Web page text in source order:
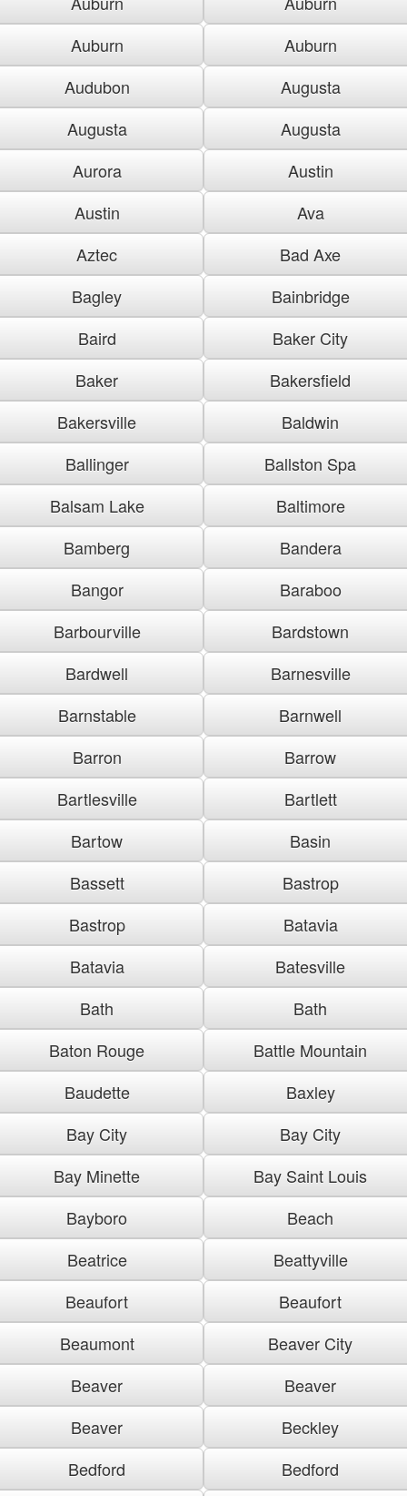
Auburn
Auburn
Audubon
Augusta
Augusta
Augusta
Aurora
Austin
Austin
Ava
Aztec
Bad Axe
Bagley
Bainbridge
Baird
Baker City
Baker
Bakersfield
Bakersville
Baldwin
Ballinger
Ballston Spa
Balsam Lake
Baltimore
Bamberg
Bandera
Bangor
Baraboo
Barbourville
Bardstown
Bardwell
Barnesville
Barnstable
Barnwell
Barron
Barrow
Bartlesville
Bartlett
Bartow
Basin
Bassett
Bastrop
Bastrop
Batavia
Batavia
Batesville
Bath
Bath
Baton Rouge
Battle Mountain
Baudette
Baxley
Bay City
Bay City
Bay Minette
Bay Saint Louis
Bayboro
Beach
Beatrice
Beattyville
Beaufort
Beaufort
Beaumont
Beaver City
Beaver
Beaver
Beaver
Beckley
Bedford
Bedford